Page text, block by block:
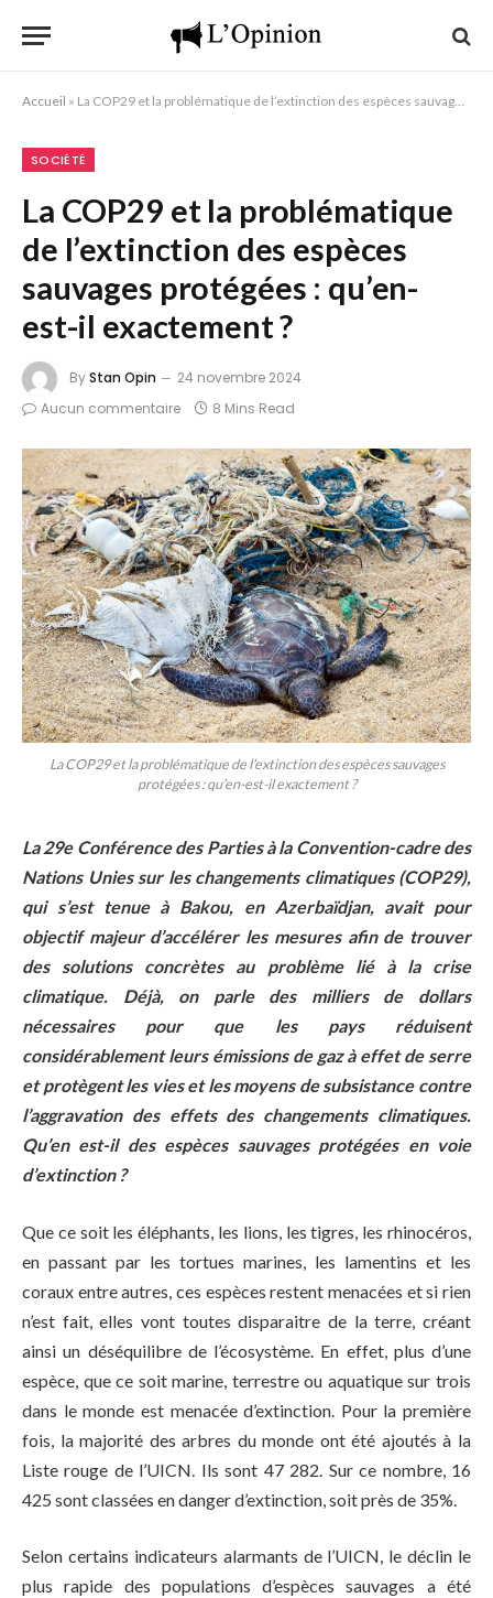
Accueil » La COP29 et la problématique de l’extinction des espèces sauvages protégées : qu’en-est-il exactement ?
SOCIÉTÉ
La COP29 et la problématique
de l’extinction des espèces
sauvages protégées : qu’en-
est-il exactement ?
ByStan Opin
24 novembre 2024
Aucun commentaire
8 Mins Read
La COP29 et la problématique de l’extinction des espèces sauvages
protégées : qu’en-est-il exactement ?
La 29e Conférence des Parties à la Convention-cadre des
Nations Unies sur les changements climatiques (COP29),
qui s’est tenue à Bakou, en Azerbaïdjan, avait pour
objectif majeur d’accélérer les mesures afin de trouver
des solutions concrètes au problème lié à la crise
climatique. Déjà, on parle des milliers de dollars
nécessaires pour que les pays réduisent
considérablement leurs émissions de gaz à effet de serre
et protègent les vies et les moyens de subsistance contre
l’aggravation des effets des changements climatiques.
Qu’en est-il des espèces sauvages protégées en voie
d’extinction ?
Que ce soit les éléphants, les lions, les tigres, les rhinocéros,
en passant par les tortues marines, les lamentins et les
coraux entre autres, ces espèces restent menacées et si rien
n’est fait, elles vont toutes disparaitre de la terre, créant
ainsi un déséquilibre de l’écosystème. En effet, plus d’une
espèce, que ce soit marine, terrestre ou aquatique sur trois
dans le monde est menacée d’extinction. Pour la première
fois, la majorité des arbres du monde ont été ajoutés à la
Liste rouge de l’UICN. Ils sont 47 282. Sur ce nombre, 16
425 sont classées en danger d’extinction, soit près de 35%.
Selon certains indicateurs alarmants de l’UICN, le déclin le
plus rapide des populations d’espèces sauvages a été